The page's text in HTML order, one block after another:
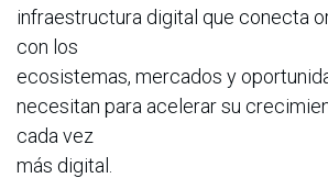
infraestructura digital que conecta
con los
ecosistemas, mercados y
necesitan para acelerar su
cada vez
más digital.